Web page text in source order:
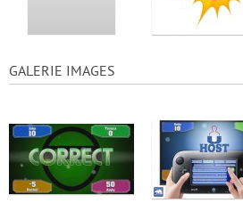
GALERIE IMAGES